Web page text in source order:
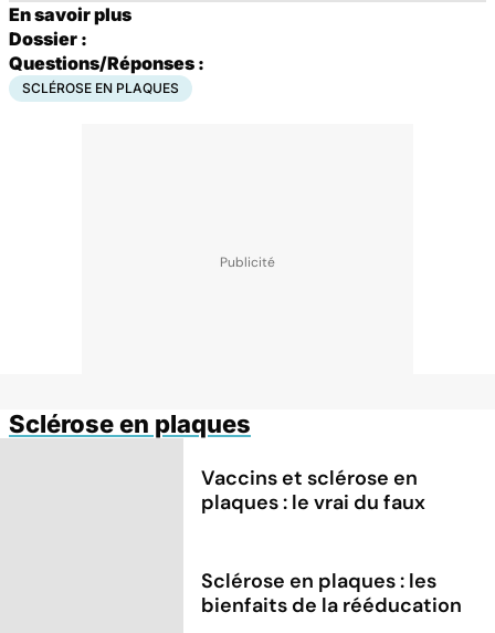
En savoir plus
Dossier :
Questions/Réponses :
SCLÉROSE EN PLAQUES
Sclérose en plaques
Vaccins et sclérose en
plaques : le vrai du faux
Sclérose en plaques : les
bienfaits de la rééducation